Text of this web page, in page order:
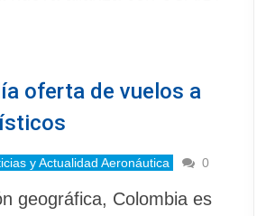
oferta de vuelos a
y Actualidad Aeronáutica 0
geográfica, Colombia es